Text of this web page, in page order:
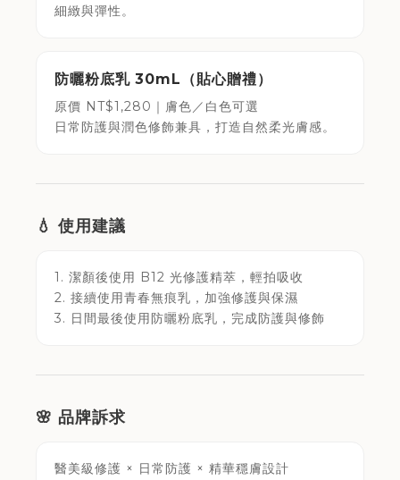
細緻與彈性。
防曬粉底乳 30mL（貼心贈禮）
原價 NT$1,280｜膚色／白色可選
日常防護與潤色修飾兼具，打造自然柔光膚感。
💧 使用建議
1. 潔顏後使用 B12 光修護精萃，輕拍吸收
2. 接續使用青春無痕乳，加強修護與保濕
3. 日間最後使用防曬粉底乳，完成防護與修飾
🌸 品牌訴求
醫美級修護 × 日常防護 × 精華穩膚設計